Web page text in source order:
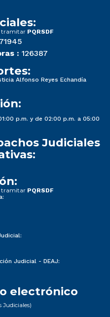
tramitar PQRSDF
: 126387
Alfonso Reyes Echandía
p.m. y de 02:00 p.m. a 05:00
Judiciales
tramitar PQRSDF
Judicial - DEAJ:
electrónico
Judiciales)